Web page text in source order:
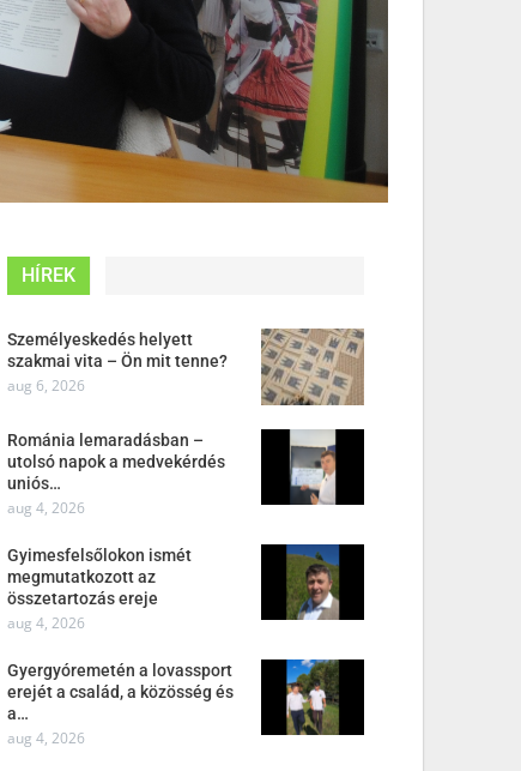
HÍREK
Személyeskedés helyett
szakmai vita – Ön mit tenne?
aug 6, 2026
Románia lemaradásban –
utolsó napok a medvekérdés
uniós…
aug 4, 2026
Gyimesfelsőlokon ismét
megmutatkozott az
összetartozás ereje
aug 4, 2026
Gyergyóremetén a lovassport
erejét a család, a közösség és
a…
aug 4, 2026